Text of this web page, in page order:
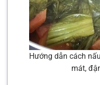
Hướng dẫn cách
mát,